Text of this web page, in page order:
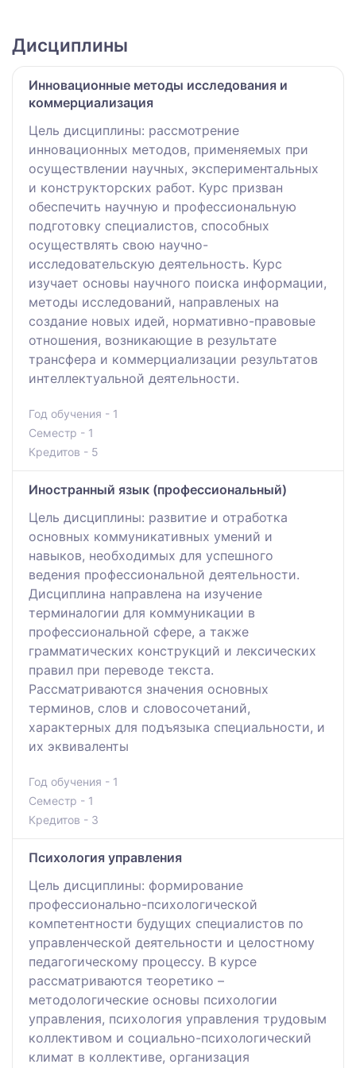
Дисциплины
Инновационные методы исследования и
коммерциализация
Цель дисциплины: рассмотрение
инновационных методов, применяемых при
осуществлении научных, экспериментальных
и конструкторских работ. Курс призван
обеспечить научную и профессиональную
подготовку специалистов, способных
осуществлять свою научно-
исследовательскую деятельность. Курс
изучает основы научного поиска информации,
методы исследований, направленых на
создание новых идей, нормативно-правовые
отношения, возникающие в результате
трансфера и коммерциализации результатов
интеллектуальной деятельности.
Год обучения - 1
Семестр - 1
Кредитов - 5
Иностранный язык (профессиональный)
Цель дисциплины: развитие и отработка
основных коммуникативных умений и
навыков, необходимых для успешного
ведения профессиональной деятельности.
Дисциплина направлена на изучение
терминалогии для коммуникации в
профессиональной сфере, а также
грамматических конструкций и лексических
правил при переводе текста.
Рассматриваются значения основных
терминов, слов и словосочетаний,
характерных для подъязыка специальности, и
их эквиваленты
Год обучения - 1
Семестр - 1
Кредитов - 3
Психология управления
Цель дисциплины: формирование
профессионально-психологической
компетентности будущих специалистов по
управленческой деятельности и целостному
педагогическому процессу. В курсе
рассматриваются теоретико –
методологические основы психологии
управления, психология управления трудовым
коллективом и социально-психологический
климат в коллективе, организация